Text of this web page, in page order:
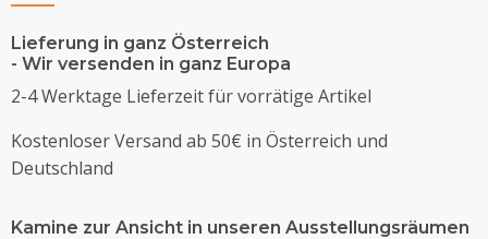
Lieferung in ganz Österreich
- Wir versenden in ganz Europa
2-4 Werktage Lieferzeit für vorrätige Artikel
Kostenloser Versand ab 50€ in Österreich und
Deutschland
Kamine zur Ansicht in unseren Ausstellungsräumen